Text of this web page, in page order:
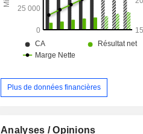
Plus de données financières
Analyses / Opinions